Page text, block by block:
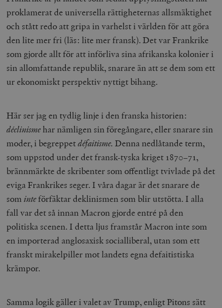
proklamerat de universella rättigheternas allsmäktighet
och stått redo att gripa in varhelst i världen för att göra
den lite mer fri (läs: lite mer fransk). Det var Frankrike
som gjorde allt för att införliva sina afrikanska kolonier i
sin allomfattande republik, snarare än att se dem som ett
ur ekonomiskt perspektiv nyttigt bihang.
Här ser jag en tydlig linje i den franska historien:
déclinismehar nämligen sin föregångare, eller snarare sin
moder, i begreppetdéfaitisme. Denna nedlåtande term,
som uppstod under det fransk-tyska kriget 1870–71,
brännmärkte de skribenter som offentligt tvivlade på det
eviga Frankrikes seger. I våra dagar är det snarare de
sominteförfäktar deklinismen som blir utstötta. I alla
fall var det så innan Macron gjorde entré på den
politiska scenen. I detta ljus framstår Macron inte som
en importerad anglosaxisk socialliberal, utan som ett
franskt mirakelpiller mot landets egna defaitistiska
krämpor.
Samma logik gäller i valet av Trump, enligt Pitons sätt